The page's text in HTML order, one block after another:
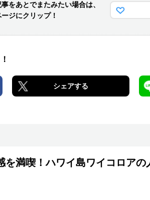
事をあとでまたみたい場合は、
ジにクリップ！
シェアする
を満喫！ハワイ島ワイコロアの